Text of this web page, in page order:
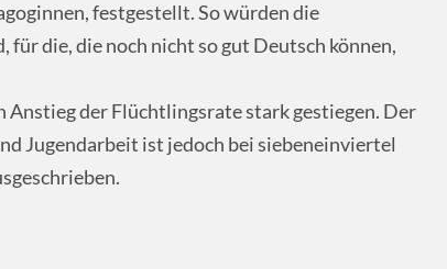
festgestellt. So würden die
für die, die noch nicht so gut Deutsch können,
Anstieg der Flüchtlingsrate stark gestiegen. Der
Jugendarbeit ist jedoch bei siebeneinviertel